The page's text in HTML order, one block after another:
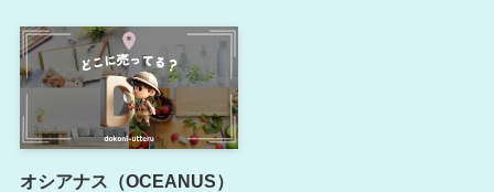
オシアナス（OCEANUS）